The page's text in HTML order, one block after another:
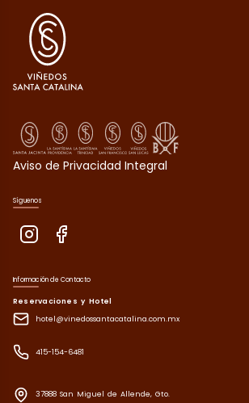
Aviso de Privacidad Integral
Síguenos
Información de Contacto
Reservaciones y Hotel
hotel@vinedossantacatalina.com.mx
415-154-6481
37888 San Miguel de Allende, Gto.